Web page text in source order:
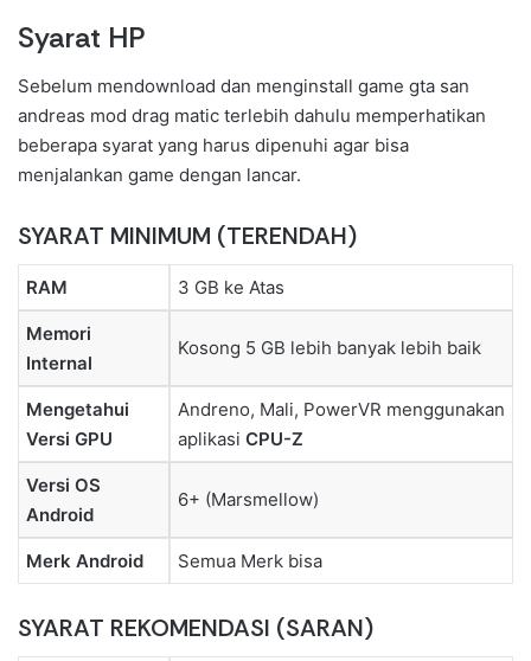
Syarat HP
Sebelum mendownload dan menginstall game gta san
andreas mod drag matic terlebih dahulu memperhatikan
beberapa syarat yang harus dipenuhi agar bisa
menjalankan game dengan lancar.
SYARAT MINIMUM (TERENDAH)
RAM 3 GB ke Atas
Memori
Internal
Kosong 5 GB lebih banyak lebih baik
Mengetahui
Versi GPU
Andreno, Mali, PowerVR menggunakan
aplikasi CPU-Z
Versi OS
Android
6+ (Marsmellow)
Merk Android Semua Merk bisa
SYARAT REKOMENDASI (SARAN)